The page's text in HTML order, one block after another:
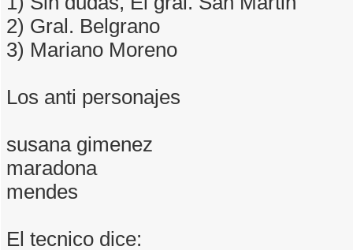
2) Gral. Belgrano
3) Mariano Moreno
Los anti personajes
susana gimenez
maradona
mendes
El tecnico dice: